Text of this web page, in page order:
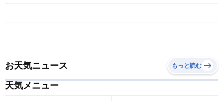
お天気ニュース もっと読む
天気メニュー